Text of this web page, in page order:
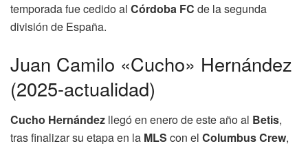
temporada fue cedido al Córdoba FC de la segunda
división de España.
Juan Camilo «Cucho» Hernández
(2025-actualidad)
Cucho Hernández llegó en enero de este año al Betis,
tras finalizar su etapa en la MLS con el Columbus Crew,